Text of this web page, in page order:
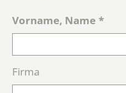
Vorname, Name *
Firma